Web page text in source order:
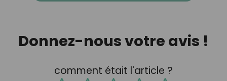
Donnez-nous votre avis !
comment était l'article ?